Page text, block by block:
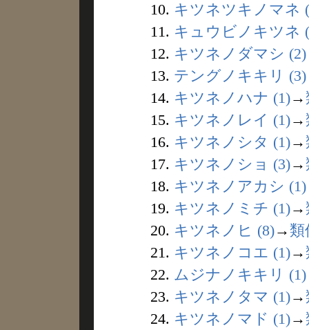
10. キツネツキノマネ
11. キュウビノキツネ
12. キツネノダマシ (2)
13. テングノキキリ (3)
14. キツネノハナ (1)→
15. キツネノレイ (1)→
16. キツネノシタ (1)→
17. キツネノショ (3)→
18. キツネノアカシ (1)
19. キツネノミチ (1)→
20. キツネノヒ (8)→ 類
21. キツネノコエ (1)→
22. ムジナノキキリ (1)
23. キツネノタマ (1)→
24. キツネノマド (1)→